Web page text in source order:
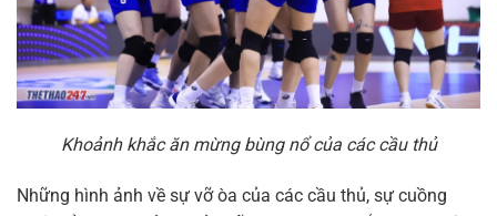
Khoảnh khắc ăn mừng bùng nổ của các cầu thủ
Những hình ảnh về sự vỡ òa của các cầu thủ, sự cuồng